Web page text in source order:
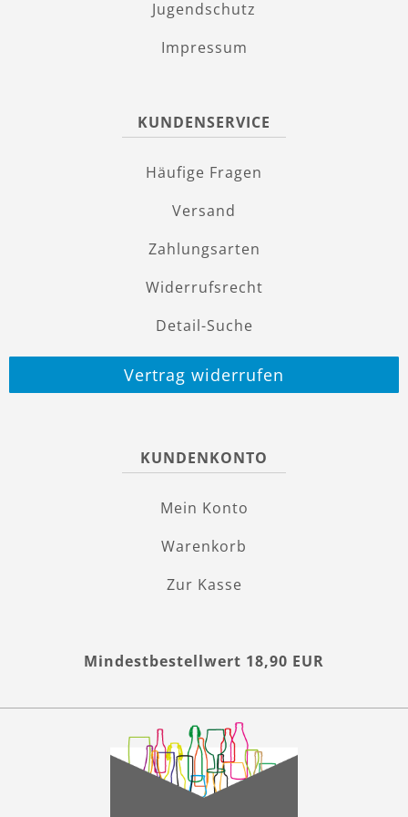
Jugendschutz
Impressum
KUNDENSERVICE
Häufige Fragen
Versand
Zahlungsarten
Widerrufsrecht
Detail-Suche
Vertrag widerrufen
KUNDENKONTO
Mein Konto
Warenkorb
Zur Kasse
Mindestbestellwert 18,90 EUR